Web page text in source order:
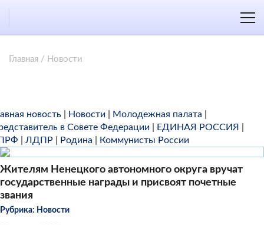
Главная / Новости
новость Новости Молодежная палата
в Совете Федерации
ЕДИНАЯ РОССИЯ
ЛДПР Родина Коммунисты России
Жителям Ненецкого автономного округа вручат
государственные награды и присвоят почетные
звания
Рубрика: Новости